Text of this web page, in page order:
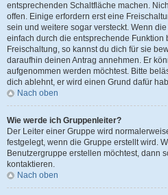
entsprechenden Schaltfläche machen.
offen. Einige erfordern erst eine
sein und weitere sogar versteckt. Wenn
einfach durch die entsprechende Funktion
Freischaltung, so kannst du dich für sie
daraufhin deinen Antrag annehmen. Er
aufgenommen werden möchtest. Bitte
dich ablehnt, er wird einen Grund dafür
Nach oben
Wie werde ich Gruppenleiter?
Der Leiter einer Gruppe wird
festgelegt, wenn die Gruppe erstellt wird.
Benutzergruppe erstellen möchtest, dann
kontaktieren.
Nach oben